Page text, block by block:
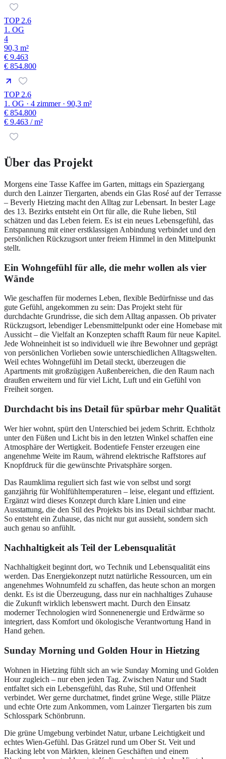
TOP 2.6
1. OG
4
90,3 m²
€ 9.463
€ 854.800
TOP 2.6
1. OG · 4 zimmer · 90,3 m²
€ 854.800
€ 9.463 / m²
Über das Projekt
Morgens eine Tasse Kaffee im Garten, mittags ein Spaziergang
durch den Lainzer Tiergarten, abends ein Glas Rosé auf der Terrasse
– Beverly Hietzing macht den Alltag zur Lebensart. In bester Lage
des 13. Bezirks entsteht ein Ort für alle, die Ruhe lieben, Stil
schätzen und das Leben feiern. Es ist ein neues Lebensgefühl, das
Entspannung mit einer erstklassigen Anbindung verbindet und den
persönlichen Rückzugsort unter freiem Himmel in den Mittelpunkt
stellt.
Ein Wohngefühl für alle, die mehr wollen als vier
Wände
Wie geschaffen für modernes Leben, flexible Bedürfnisse und das
gute Gefühl, angekommen zu sein: Das Projekt steht für
durchdachte Grundrisse, die sich dem Alltag anpassen. Ob privater
Rückzugsort, lebendiger Lebensmittelpunkt oder eine Homebase mit
Aussicht – die Vielfalt an Konzepten schafft Raum für neue Kapitel.
Jede Wohneinheit ist so individuell wie ihre Bewohner und geprägt
von persönlichen Vorlieben sowie unterschiedlichen Alltagswelten.
Weil echtes Wohngefühl im Detail steckt, überzeugen die
Apartments mit großzügigen Außenbereichen, die den Raum nach
draußen erweitern und für viel Licht, Luft und ein Gefühl von
Freiheit sorgen.
Durchdacht bis ins Detail für spürbar mehr Qualität
Wer hier wohnt, spürt den Unterschied bei jedem Schritt. Echtholz
unter den Füßen und Licht bis in den letzten Winkel schaffen eine
Atmosphäre der Wertigkeit. Bodentiefe Fenster erzeugen eine
angenehme Weite im Raum, während elektrische Raffstores auf
Knopfdruck für die gewünschte Privatsphäre sorgen.
Das Raumklima reguliert sich fast wie von selbst und sorgt
ganzjährig für Wohlfühltemperaturen – leise, elegant und effizient.
Ergänzt wird dieses Konzept durch klare Linien und eine
Ausstattung, die den Stil des Projekts bis ins Detail sichtbar macht.
So entsteht ein Zuhause, das nicht nur gut aussieht, sondern sich
auch genau so anfühlt.
Nachhaltigkeit als Teil der Lebensqualität
Nachhaltigkeit beginnt dort, wo Technik und Lebensqualität eins
werden. Das Energiekonzept nutzt natürliche Ressourcen, um ein
angenehmes Wohnumfeld zu schaffen, das heute schon an morgen
denkt. Es ist die Überzeugung, dass nur ein nachhaltiges Zuhause
die Zukunft wirklich lebenswert macht. Durch den Einsatz
moderner Technologien wird Sonnenenergie und Erdwärme so
integriert, dass Komfort und ökologische Verantwortung Hand in
Hand gehen.
Sunday Morning und Golden Hour in Hietzing
Wohnen in Hietzing fühlt sich an wie Sunday Morning und Golden
Hour zugleich – nur eben jeden Tag. Zwischen Natur und Stadt
entfaltet sich ein Lebensgefühl, das Ruhe, Stil und Offenheit
verbindet. Wer gerne durchatmet, findet grüne Wege, stille Plätze
und echte Orte zum Ankommen, vom Lainzer Tiergarten bis zum
Schlosspark Schönbrunn.
Die grüne Umgebung verbindet Natur, urbane Leichtigkeit und
echtes Wien-Gefühl. Das Grätzel rund um Ober St. Veit und
Hacking lebt von Märkten, kleinen Geschäften und einem